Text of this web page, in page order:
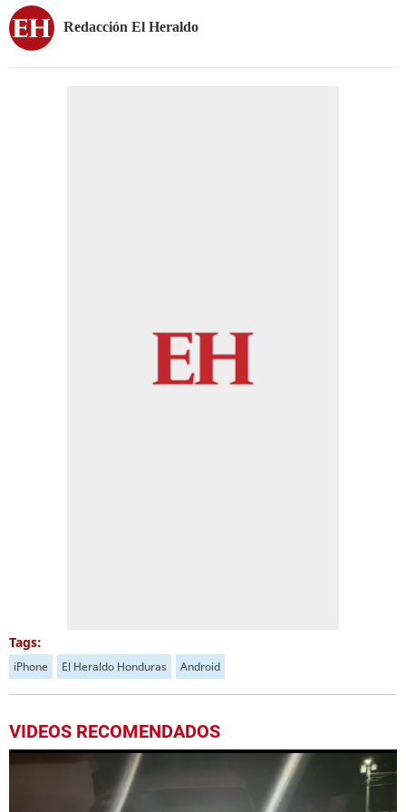
Redacción El Heraldo
Tags:
iPhone El Heraldo Honduras Android
VIDEOS RECOMENDADOS